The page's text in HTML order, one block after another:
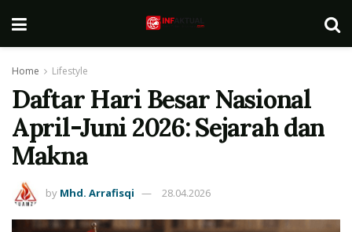
Home Lifestyle
Daftar Hari Besar Nasional
April-Juni 2026: Sejarah dan
Makna
by Mhd. Arrafisqi 28.04.2026